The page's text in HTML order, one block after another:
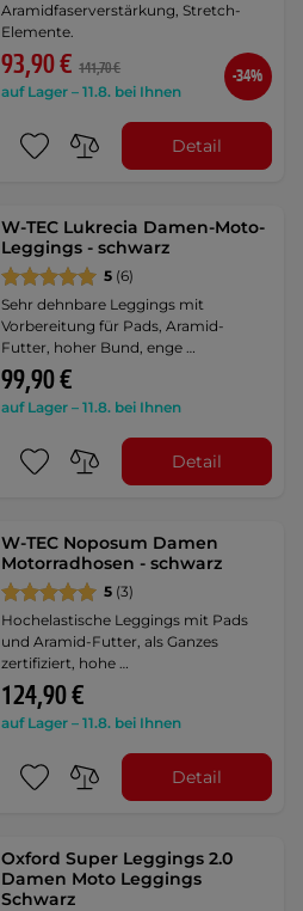
Aramidfaserverstärkung, Stretch-
Elemente.
93,90 € 141,70 €
auf Lager – 11.8. bei Ihnen
-34%
Detail
W-TEC Lukrecia Damen-Moto-
Leggings - schwarz
5 (6)
Sehr dehnbare Leggings mit
Vorbereitung für Pads, Aramid-
Futter, hoher Bund, enge …
99,90 €
auf Lager – 11.8. bei Ihnen
Detail
W-TEC Noposum Damen
Motorradhosen - schwarz
5 (3)
Hochelastische Leggings mit Pads
und Aramid-Futter, als Ganzes
zertifiziert, hohe …
124,90 €
auf Lager – 11.8. bei Ihnen
Detail
Oxford Super Leggings 2.0
Damen Moto Leggings
Schwarz